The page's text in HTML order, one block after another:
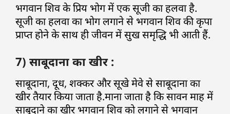
भगवान शिव के प्रिय भोग में एक सूजी का हलवा है.
सूजी का हलवा का भोग लगाने से भगवान शिव की कृपा
प्राप्त होने के साथ ही जीवन में सुख समृद्धि भी आती हैं.
7) साबूदाना का खीर :
साबूदाना, दूध, शक्कर और सूखे मेवे से साबूदाना का
खीर तैयार किया जाता है.माना जाता है कि सावन माह में
साबूदाने का खीर भगवान शिव को लगाने से भगवान